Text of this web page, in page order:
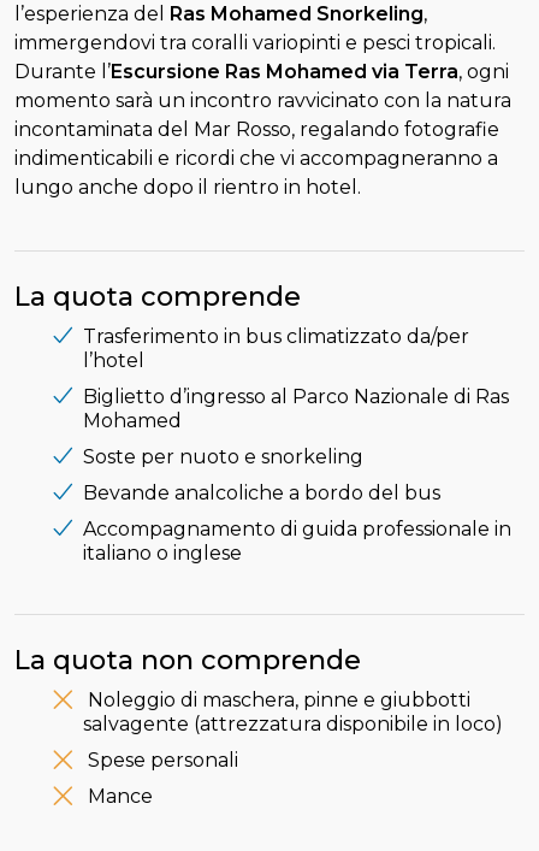
l’esperienza del Ras Mohamed Snorkeling,
immergendovi tra coralli variopinti e pesci tropicali.
Durante l’Escursione Ras Mohamed via Terra, ogni
momento sarà un incontro ravvicinato con la natura
incontaminata del Mar Rosso, regalando fotografie
indimenticabili e ricordi che vi accompagneranno a
lungo anche dopo il rientro in hotel.
La quota comprende
Trasferimento in bus climatizzato da/per
l’hotel
Biglietto d’ingresso al Parco Nazionale di Ras
Mohamed
Soste per nuoto e snorkeling
Bevande analcoliche a bordo del bus
Accompagnamento di guida professionale in
italiano o inglese
La quota non comprende
Noleggio di maschera, pinne e giubbotti
salvagente (attrezzatura disponibile in loco)
Spese personali
Mance